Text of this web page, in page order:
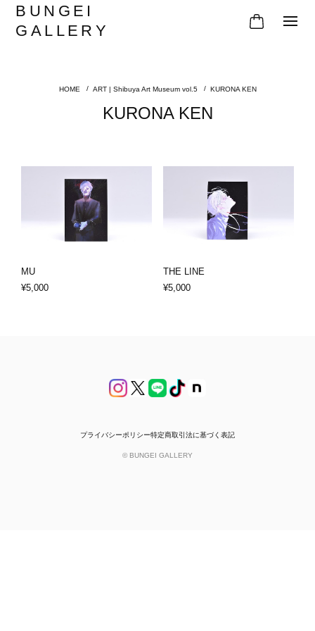
BUNGEI
GALLERY
ART | Shibuya Art Museum vol.5 KURONA KEN
KURONA KEN
MU
¥5,000
THE LINE
¥5,000
プライバシーポリシー特定商取引法に基づく表記
© BUNGEI GALLERY